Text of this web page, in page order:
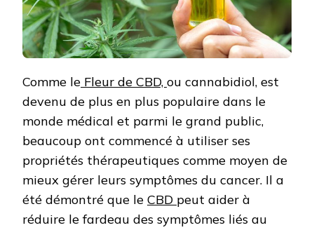
Comme le Fleur de CBD, ou cannabidiol, est
devenu de plus en plus populaire dans le
monde médical et parmi le grand public,
beaucoup ont commencé à utiliser ses
propriétés thérapeutiques comme moyen de
mieux gérer leurs symptômes du cancer. Il a
été démontré que le CBD peut aider à
réduire le fardeau des symptômes liés au